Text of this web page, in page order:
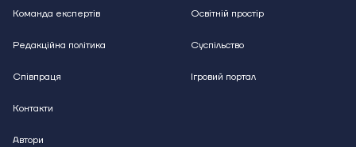
Команда експертів
Редакційна політика
Співпраця
Контакти
Автори
Освітній простір
Суспільство
Ігровий портал